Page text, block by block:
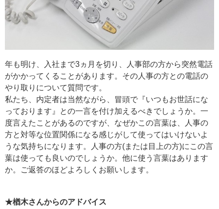
年も明け、入社まで3ヵ月を切り、人事部の方から突然電話
がかかってくることがあります。その人事の方との電話の
やり取りについて質問です。
私たち、内定者は当然ながら、冒頭で『いつもお世話にな
っております』との一言を付け加えるべきでしょうか。一
度言えたことがあるのですが、なぜかこの言葉は、人事の
方と対等な位置関係になる感じがして使ってはいけないよ
うな気持ちになります。人事の方(または目上の方)にこの言
葉は使っても良いのでしょうか。他に使う言葉はあります
か。ご返答のほどよろしくお願いします。
★楢木さんからのアドバイス